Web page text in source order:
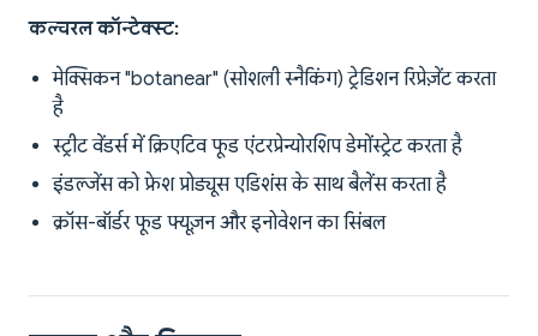
कल्चरल कॉन्टेक्स्ट:
मेक्सिकन "botanear" (सोशली स्नैकिंग) ट्रेडिशन रिप्रेज़ेंट करता
है
स्ट्रीट वेंडर्स में क्रिएटिव फूड एंटरप्रेन्योरशिप डेमोंस्ट्रेट करता है
इंडल्जेंस को फ्रेश प्रोड्यूस एडिशंस के साथ बैलेंस करता है
क्रॉस-बॉर्डर फूड फ्यूज़न और इनोवेशन का सिंबल